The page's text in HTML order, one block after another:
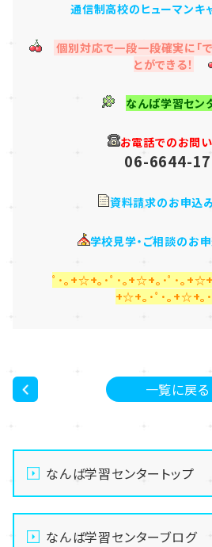
通信制高校のヒューマンキ
個別対応で一段一段確実に「で
とができる！
なんば学習セン
お電話でのお問
06-6644-
資料請求のお申込
学校見学・ご相談のお
ﾟ･｡+☆+｡･ﾟ･｡+☆+｡･ﾟ･｡
+☆+｡･ﾟ･｡+☆+｡･
一覧に戻る
なんば学習センタートップ
なんば学習センターブログ